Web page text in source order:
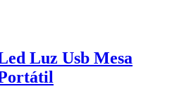
Luz Usb Mesa